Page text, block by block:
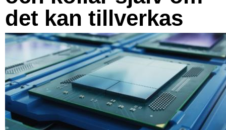
det kan tillverkas